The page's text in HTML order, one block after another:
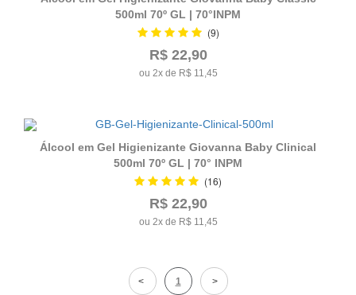
500ml 70º GL | 70°INPM
(9)
R$ 22,90
ou 2x de R$ 11,45
Álcool em Gel Higienizante Giovanna Baby Clinical
500ml 70º GL | 70° INPM
(16)
R$ 22,90
ou 2x de R$ 11,45
1